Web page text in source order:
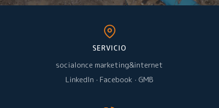
SERVICIO
socialonce marketing&internet
LinkedIn · Facebook · GMB